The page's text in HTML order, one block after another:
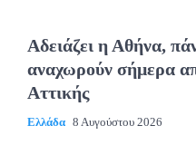
Αδειάζει η Αθήνα,
αναχωρούν σήμερα
Αττικής
Ελλάδα 8 Αυγούστου 2026